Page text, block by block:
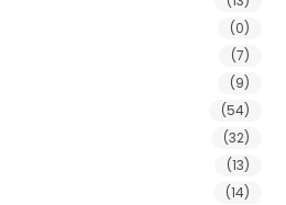
(0)
(7)
(9)
(54)
(32)
(13)
(14)